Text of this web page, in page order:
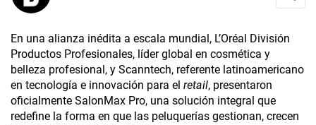
En una alianza inédita a escala mundial, L’Oréal División
Productos Profesionales, líder global en cosmética y
belleza profesional, y Scanntech, referente latinoamericano
en tecnología e innovación para el retail, presentaron
oficialmente SalonMax Pro, una solución integral que
redefine la forma en que las peluquerías gestionan, crecen